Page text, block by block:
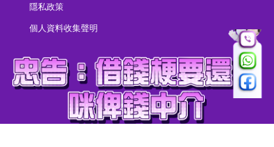
隱私政策
個人資料收集聲明